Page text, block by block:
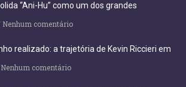
“Ani-Hu” como um dos grandes
Nenhum comentário
realizado: a trajetória de Kevin Riccieri em
Nenhum comentário